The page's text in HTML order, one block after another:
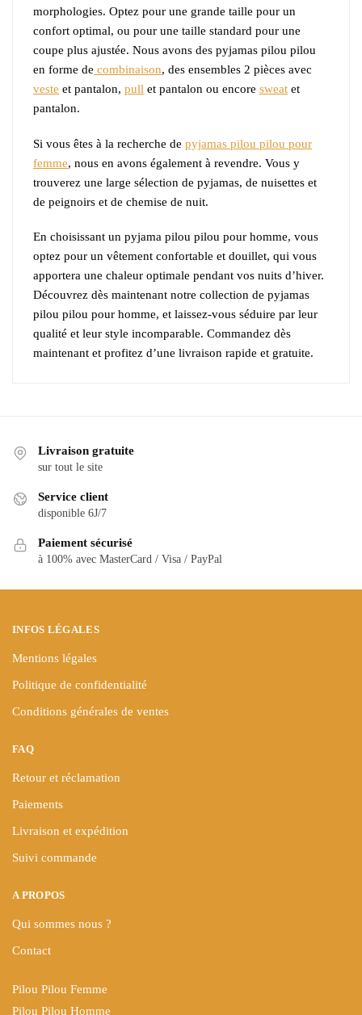
morphologies. Optez pour une grande taille pour un
confort optimal, ou pour une taille standard pour une
coupe plus ajustée. Nous avons des pyjamas pilou pilou
en forme de combinaison, des ensembles 2 pièces avec
veste et pantalon, pull et pantalon ou encore sweat et
pantalon.
Si vous êtes à la recherche de pyjamas pilou pilou pour
femme, nous en avons également à revendre. Vous y
trouverez une large sélection de pyjamas, de nuisettes et
de peignoirs et de chemise de nuit.
En choisissant un pyjama pilou pilou pour homme, vous
optez pour un vêtement confortable et douillet, qui vous
apportera une chaleur optimale pendant vos nuits d’hiver.
Découvrez dès maintenant notre collection de pyjamas
pilou pilou pour homme, et laissez-vous séduire par leur
qualité et leur style incomparable. Commandez dès
maintenant et profitez d’une livraison rapide et gratuite.
Livraison gratuite
sur tout le site
Service client
disponible 6J/7
Paiement sécurisé
à 100% avec MasterCard / Visa / PayPal
INFOS LÉGALES
Mentions légales
Politique de confidentialité
Conditions générales de ventes
FAQ
Retour et réclamation
Paiements
Livraison et expédition
Suivi commande
A PROPOS
Qui sommes nous ?
Contact
Pilou Pilou Femme
Pilou Pilou Homme